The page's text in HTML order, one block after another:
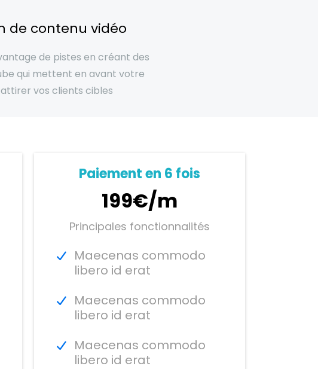
de contenu vidéo
de pistes en créant des
qui mettent en avant votre
vos clients cibles
Paiement en 6 fois
199€/m
Principales fonctionnalités
Maecenas commodo
libero id erat
Maecenas commodo
libero id erat
Maecenas commodo
libero id erat